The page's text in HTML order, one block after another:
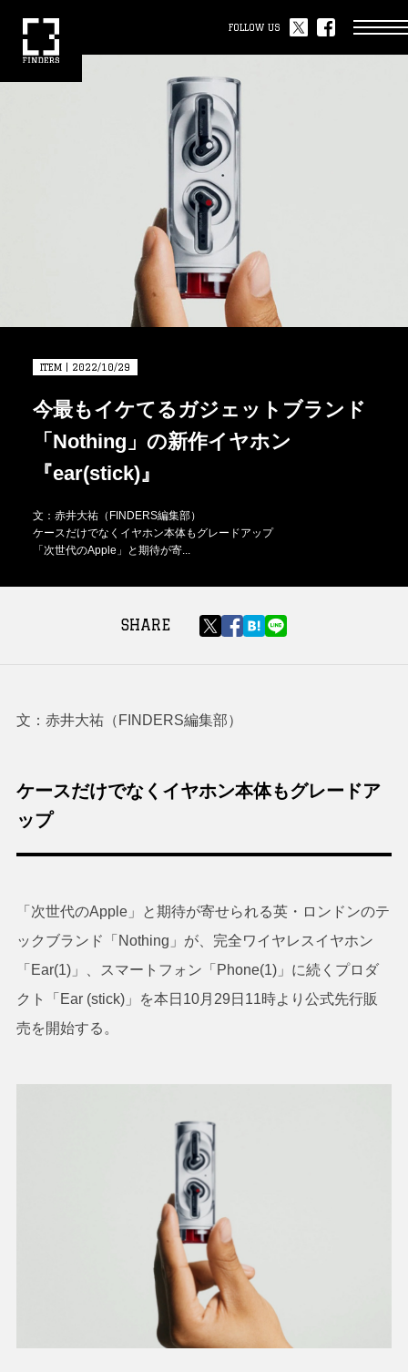
FOLLOW US
ITEM | 2022/10/29
今最もイケてるガジェットブランド
「Nothing」の新作イヤホン
『ear(stick)』
文：赤井大祐（FINDERS編集部）
ケースだけでなくイヤホン本体もグレードアップ
「次世代のApple」と期待が寄...
SHARE
文：赤井大祐（FINDERS編集部）
ケースだけでなくイヤホン本体もグレードア
ップ
「次世代のApple」と期待が寄せられる英・ロンドンのテ
ックブランド「Nothing」が、完全ワイヤレスイヤホン
「Ear(1)」、スマートフォン「Phone(1)」に続くプロダ
クト「Ear (stick)」を本日10月29日11時より公式先行販
売を開始する。